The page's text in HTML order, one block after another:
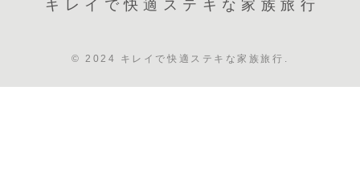
キレイで快適ステキな家族旅行
© 2024 キレイで快適ステキな家族旅行.